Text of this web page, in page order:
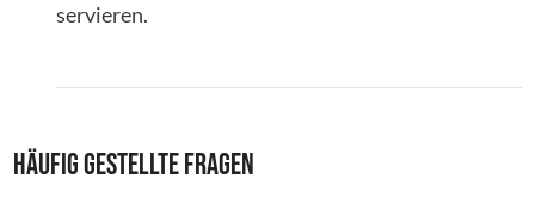
servieren.
Häufig gestellte Fragen